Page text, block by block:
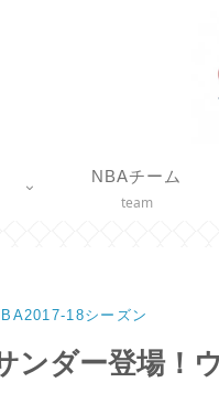
NBAチーム
team
18シーズン
ンダー登場！